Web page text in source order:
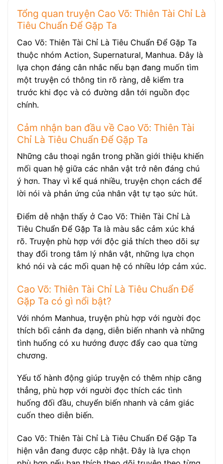
Tổng quan truyện Cao Võ: Thiên Tài Chỉ Là
Tiêu Chuẩn Để Gặp Ta
Cao Võ: Thiên Tài Chỉ Là Tiêu Chuẩn Để Gặp Ta
thuộc nhóm Action, Supernatural, Manhua. Đây là
lựa chọn đáng cân nhắc nếu bạn đang muốn tìm
một truyện có thông tin rõ ràng, dễ kiểm tra
trước khi đọc và có đường dẫn tới nguồn đọc
chính.
Cảm nhận ban đầu về Cao Võ: Thiên Tài
Chỉ Là Tiêu Chuẩn Để Gặp Ta
Những câu thoại ngắn trong phần giới thiệu khiến
mối quan hệ giữa các nhân vật trở nên đáng chú
ý hơn. Thay vì kể quá nhiều, truyện chọn cách để
lời nói và phản ứng của nhân vật tự tạo sức hút.
Điểm dễ nhận thấy ở Cao Võ: Thiên Tài Chỉ Là
Tiêu Chuẩn Để Gặp Ta là màu sắc cảm xúc khá
rõ. Truyện phù hợp với độc giả thích theo dõi sự
thay đổi trong tâm lý nhân vật, những lựa chọn
khó nói và các mối quan hệ có nhiều lớp cảm xúc.
Cao Võ: Thiên Tài Chỉ Là Tiêu Chuẩn Để
Gặp Ta có gì nổi bật?
Với nhóm Manhua, truyện phù hợp với người đọc
thích bối cảnh đa dạng, diễn biến nhanh và những
tình huống có xu hướng được đẩy cao qua từng
chương.
Yếu tố hành động giúp truyện có thêm nhịp căng
thẳng, phù hợp với người đọc thích các tình
huống đối đầu, chuyển biến nhanh và cảm giác
cuốn theo diễn biến.
Cao Võ: Thiên Tài Chỉ Là Tiêu Chuẩn Để Gặp Ta
hiện vẫn đang được cập nhật. Đây là lựa chọn